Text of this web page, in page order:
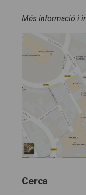
Més informació i
Cerca